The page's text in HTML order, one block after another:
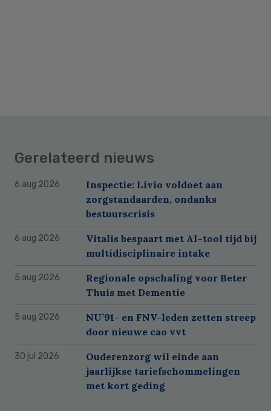
Gerelateerd nieuws
6 aug 2026
Inspectie: Livio voldoet aan
zorgstandaarden, ondanks
bestuurscrisis
6 aug 2026
Vitalis bespaart met AI-tool tijd bij
multidisciplinaire intake
5 aug 2026
Regionale opschaling voor Beter
Thuis met Dementie
5 aug 2026
NU’91- en FNV-leden zetten streep
door nieuwe cao vvt
30 jul 2026
Ouderenzorg wil einde aan
jaarlijkse tariefschommelingen
met kort geding